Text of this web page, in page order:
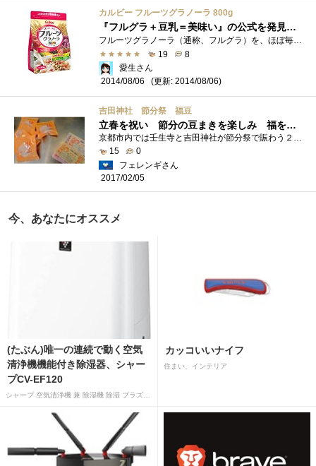
カルビー フルーツグラノーラ 800g
『フルグラ＋豆乳＝美味い』の公式を発見した！
フルーツグラノーラ（通称、フルグラ）を、ほぼ毎朝食べています。沢山食べる時も、少量づつ分けて食べる方が良い！パッケージには、牛乳や�...
19
8
愛生さん
2014/08/06
(更新: 2014/08/06)
吉田神社 節分祭 福豆
立春を祝い 節分の豆まきを楽しみ 福をいただく
15
0
フェレンギさん
2017/02/05
今、あなたにオススメ
(たぶん)唯一の連続で動く空気
清浄機機能付き除湿器、シャー
プCV-EF120
シャープ 空気清浄機 兼 除湿機 除湿 プラズマクラスター 7000 除湿 12L 空気清浄 15畳 ホワイト CV-EF120-W
カッコいいナイフ
住まい、インテリア